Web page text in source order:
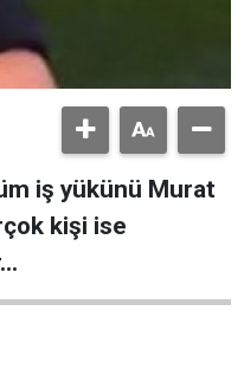
iş yükünü Murat
kişi ise